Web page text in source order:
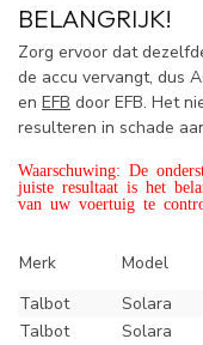
BELANGRIJK!
Zorg ervoor dat
de accu vervangt, dus
en EFB door EFB. Het
resulteren in schade
Waarschuwing: De
juiste resultaat is het
van uw voertuig te
Merk Model
Talbot
Solara
Talbot
Solara